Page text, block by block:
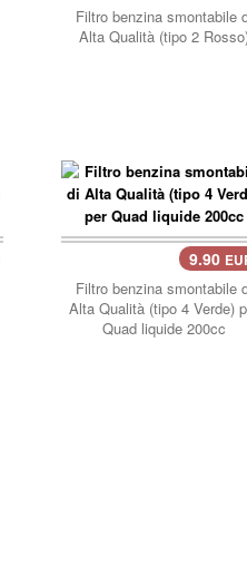
Filtro benzina smontabile
Alta Qualità (tipo 2
9.90
Filtro benzina smontabile
Alta Qualità (tipo 4 Verde)
Quad liquide 200cc